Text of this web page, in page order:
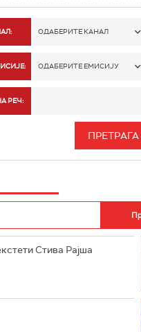
ОДАБЕРИТЕ КАНАЛ
РАДИО БЕОГРАД 1
РАДИО БЕОГРАД 3
РАДИО РОКЕНРОЛЕР
РАДИО ЏЕЗЕР
ОДАБЕРИТЕ ЕМИСИЈУ
ИНФО
РЕЧ:
Стива Рајша